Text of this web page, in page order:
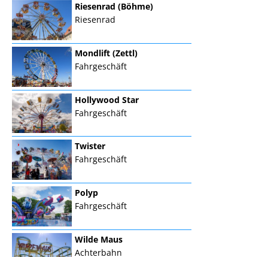
Riesenrad (Böhme)
Riesenrad
Mondlift (Zettl)
Fahrgeschäft
Hollywood Star
Fahrgeschäft
Twister
Fahrgeschäft
Polyp
Fahrgeschäft
Wilde Maus
Achterbahn